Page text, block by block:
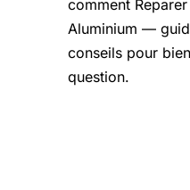
comment
Aluminium —
conseils pour
question.